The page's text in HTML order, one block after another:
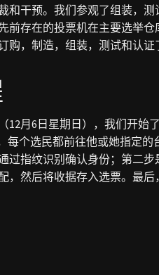
和干预。我们参观了组装，
前存在的投票机在主要选举仓
购，制造，组装，测试和认证
12月6日星期日），我们开始
每个选民都前往他或她指定
过指纹识别确认身份；第二
，然后将收据存入选票。最